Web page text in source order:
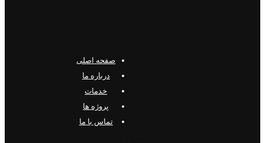
صفحه اصلی
درباره ما
خدمات
پروژه ها
تماس با ما